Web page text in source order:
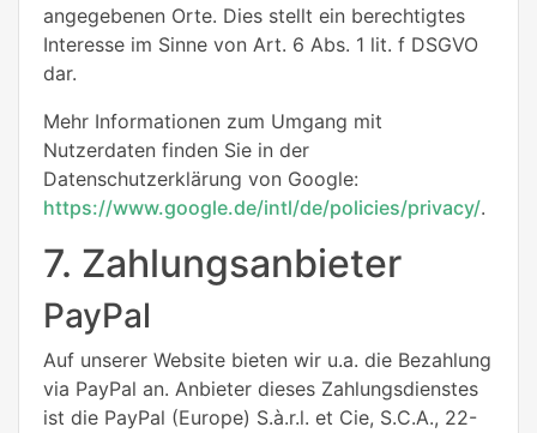
angegebenen Orte. Dies stellt ein berechtigtes
Interesse im Sinne von Art. 6 Abs. 1 lit. f DSGVO
dar.
Mehr Informationen zum Umgang mit
Nutzerdaten finden Sie in der
Datenschutzerklärung von Google:
https://www.google.de/intl/de/policies/privacy/.
7. Zahlungsanbieter
PayPal
Auf unserer Website bieten wir u.a. die Bezahlung
via PayPal an. Anbieter dieses Zahlungsdienstes
ist die PayPal (Europe) S.à.r.l. et Cie, S.C.A., 22-